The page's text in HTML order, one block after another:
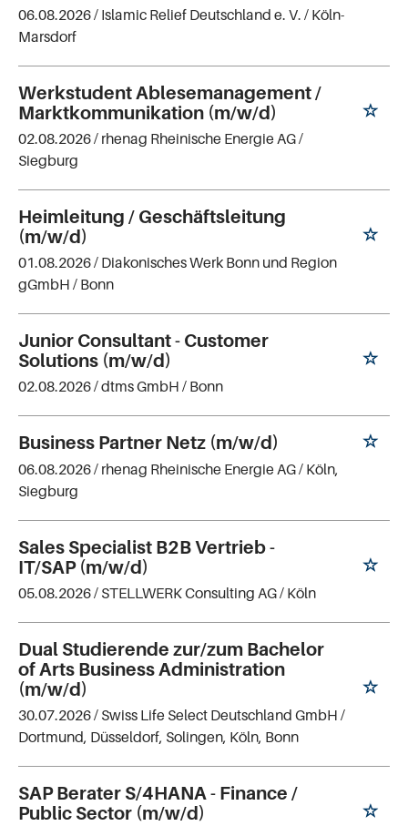
06.08.2026 / Islamic Relief Deutschland e. V. / Köln-
Marsdorf
Werkstudent Ablesemanagement /
Marktkommunikation (m/w/d)
02.08.2026 / rhenag Rheinische Energie AG/
Siegburg
Heimleitung / Geschäftsleitung
(m/w/d)
01.08.2026 / Diakonisches Werk Bonn und Region
gGmbH / Bonn
Junior Consultant - Customer
Solutions (m/w/d)
02.08.2026 /dtms GmbH / Bonn
Business Partner Netz (m/w/d)
06.08.2026 / rhenag Rheinische Energie AG/ Köln,
Siegburg
Sales Specialist B2B Vertrieb -
IT/SAP (m/w/d)
05.08.2026 / STELLWERK Consulting AG/ Köln
Dual Studierende zur/zum Bachelor
of Arts Business Administration
(m/w/d)
30.07.2026 / Swiss Life Select Deutschland GmbH /
Dortmund, Düsseldorf, Solingen, Köln, Bonn
SAP Berater S/4HANA - Finance /
Public Sector (m/w/d)